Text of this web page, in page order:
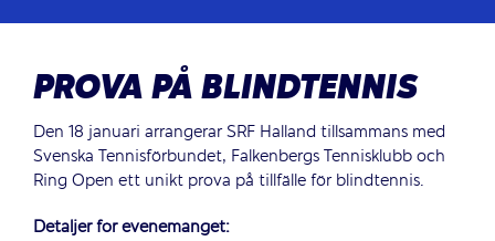
PROVA PÅ BLINDTENNIS
Den 18 januari arrangerar SRF Halland tillsammans med
Svenska Tennisförbundet, Falkenbergs Tennisklubb och
Ring Open ett unikt prova på tillfälle för blindtennis.
Detaljer för evenemanget: